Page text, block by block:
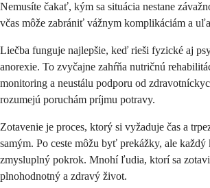
Nemusíte čakať, kým sa situácia nestane
včas môže zabrániť vážnym komplikáciám a
Liečba funguje najlepšie, keď rieši fyzické aj
anorexie. To zvyčajne zahŕňa nutričnú
monitoring a neustálu podporu od
rozumejú poruchám príjmu potravy.
Zotavenie je proces, ktorý si vyžaduje čas a
samým. Po ceste môžu byť prekážky, ale
zmysluplný pokrok. Mnohí ľudia, ktorí sa
plnohodnotný a zdravý život.